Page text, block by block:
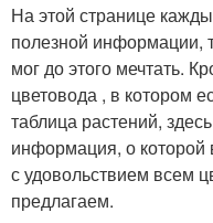
На этой странице
полезной информации,
мог до этого мечтать.
цветовода , в котором
таблица растений,
информация, о которой
с удовольствием всем
предлагаем.